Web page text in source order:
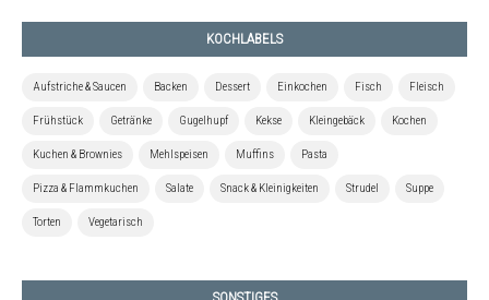
KOCHLABELS
Aufstriche & Saucen Backen Dessert Einkochen Fisch Fleisch
Frühstück Getränke Gugelhupf Kekse Kleingebäck Kochen
Kuchen & Brownies Mehlspeisen Muffins Pasta
Pizza & Flammkuchen Salate Snack & Kleinigkeiten Strudel Suppe
Torten Vegetarisch